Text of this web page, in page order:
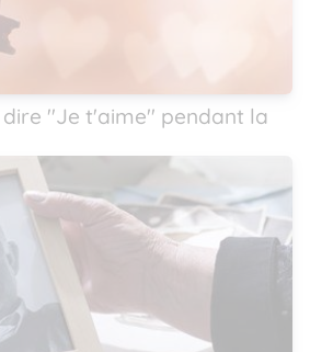
''Je t'aime'' pendant la